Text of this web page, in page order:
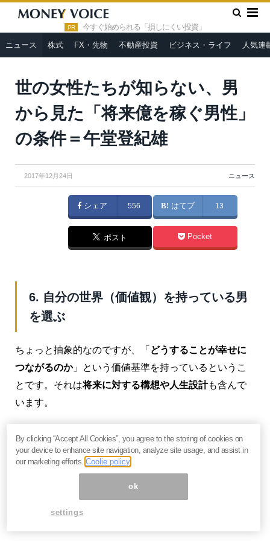
PR 今すぐ始められる「損しにくい投資」
ニュース 株式 FX・先物 不動産投資 ビジネス・ライフ 人気連
HOME » ニュース »
世の女性たちが知らない、男から見た「将
来億を稼ぐ男性」の条件＝午堂登紀雄
世の女性たちが知らない、男
から見た「将来億を稼ぐ男性」
の条件＝午堂登紀雄
2017年12月24日 ニュース
シェア 556 はてブ 13
ポスト Pocket
6. 自分の世界（価値観）を持っている男
を選ぶ
ちょっと抽象的なのですが、「 どうすることが幸せに
つながるのか」という価値基準を持っているというこ
とです。それは将来に対する構想や人生設計も含んで
います。
り、一時の感情に任せて逆上したり破滅的な行動に出
ることもありません。
一方、そういうことを考えてない人は、後先考えず突
っ走ったり、感情のままにキレたり、行き当たりばっ
By clicking “Accept All Cookies”, you agree to the storing of cookies on
your device to enhance site navigation, analyze site usage, and assist in
our marketing efforts.Coolie policy
ok
settings